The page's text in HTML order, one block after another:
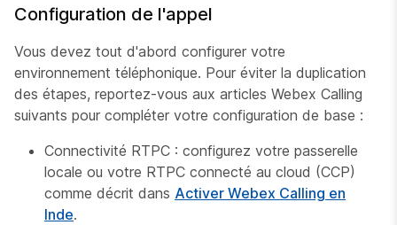
Configuration de l'appel
Vous devez tout d'abord configurer votre
environnement téléphonique. Pour éviter la duplication
des étapes, reportez-vous aux articles Webex Calling
suivants pour compléter votre configuration de base :
Connectivité RTPC : configurez votre passerelle
locale ou votre RTPC connecté au cloud (CCP)
comme décrit dans Activer Webex Calling en
Inde.